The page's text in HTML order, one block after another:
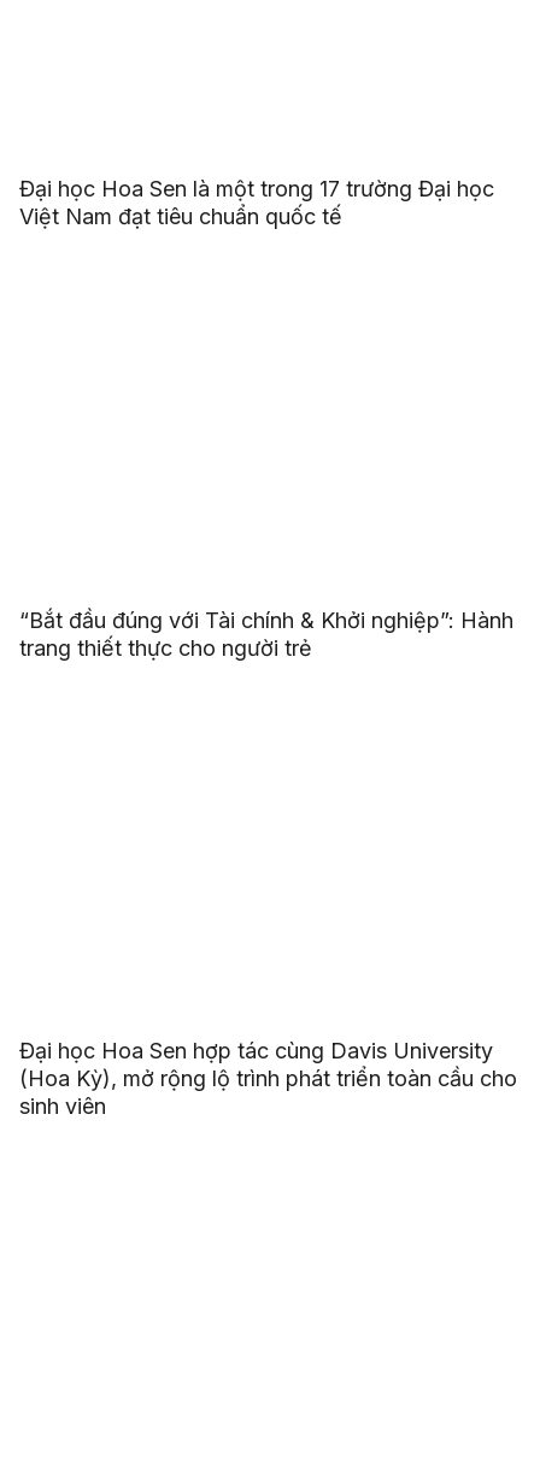
Đại học Hoa Sen là một trong 17 trường Đại học
Việt Nam đạt tiêu chuẩn quốc tế
“Bắt đầu đúng với Tài chính & Khởi nghiệp”: Hành
trang thiết thực cho người trẻ
Đại học Hoa Sen hợp tác cùng Davis University
(Hoa Kỳ), mở rộng lộ trình phát triển toàn cầu cho
sinh viên